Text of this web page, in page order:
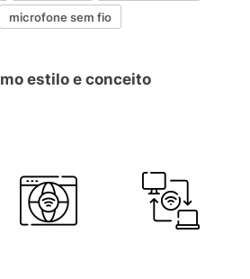
microfone sem fio
estilo e conceito